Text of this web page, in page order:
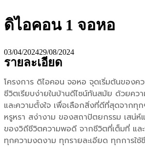
ดิไอคอน 1 จอหอ
03/04/202429/08/2024
รายละเอียด
โครงการ ดิไอคอน จอหอ จุดเริ่มต้นของค
ชีวิตเรียบง่ายในบ้านดีไซน์ทันสมัย ด้วยควา
และความตั้งใจ เพื่อเลือกสิ่งที่ดีที่สุดจากทุ
หรูหรา สง่างาม ของสถาปัตยกรรม เสน่ห์
ของวิถีชีวิตความพอดี จากชีวิตที่เต็มที่ แ
ทุกความงดงาม ทุกรายละเอียด ทุกการใช้